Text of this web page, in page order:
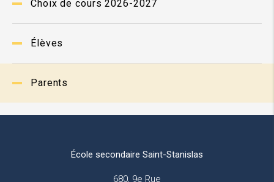
Choix de cours 2026-2027
Élèves
Parents
École secondaire Saint-Stanislas
680, 9e Rue